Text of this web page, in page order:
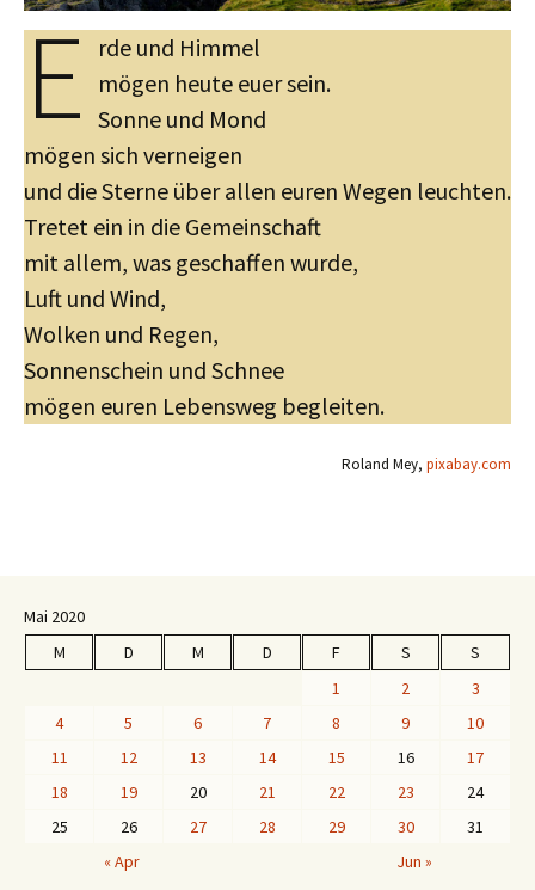
E rde und Himmel
mögen heute euer sein.
Sonne und Mond
mögen sich verneigen
und die Sterne über allen euren Wegen leuchten.
Tretet ein in die Gemeinschaft
mit allem, was geschaffen wurde,
Luft und Wind,
Wolken und Regen,
Sonnenschein und Schnee
mögen euren Lebensweg begleiten.
Roland Mey, pixabay.com
Mai 2020
M
D M D F S
S
1
2
3
4
5 6 7 8 9
10
11
12 13 14 15 16
17
18
19 20 21 22 23
24
25
26 27 28 29 30
31
« Apr
Jun »